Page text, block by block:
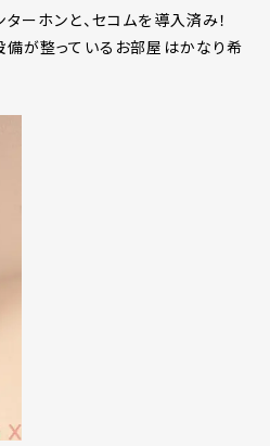
ーホンと、セコムを導入済み！
備が整っているお部屋はかなり希